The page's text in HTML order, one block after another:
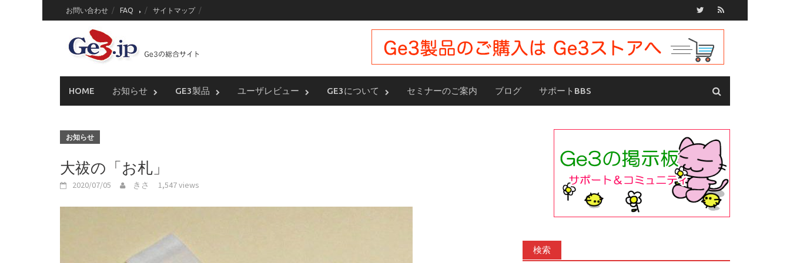
to
お問い合わせ FAQ サイトマップ
HOME お知らせ GE3製品 ユーザレビュー GE3について セミナーのご案内 ブログ サポートBBS
お知らせ
大祓の「お札」
2020/07/05 きさ 1,547 views
検索